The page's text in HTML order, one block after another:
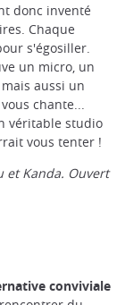
donc inventé
Chaque
s'égosiller.
un micro, un
aussi un
chante...
véritable studio
vous tenter !
et Kanda. Ouvert
conviviale